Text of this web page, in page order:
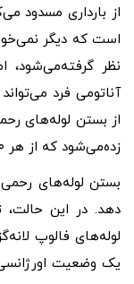
از بارداری مسدود
است که دیگر
نظر گرفته‌می‌شود،
آناتومی فرد
از بستن لوله‌های
زده‌‌‌‌‌‌‌‌‌می‌شود که از هر ۲۰۰ زن، ۱ نفر پس از این عمل باردار می‌شود.
بستن لوله‌های رحمی
دهد. در این حالت،
لوله‌های فالوپ
یک وضعیت